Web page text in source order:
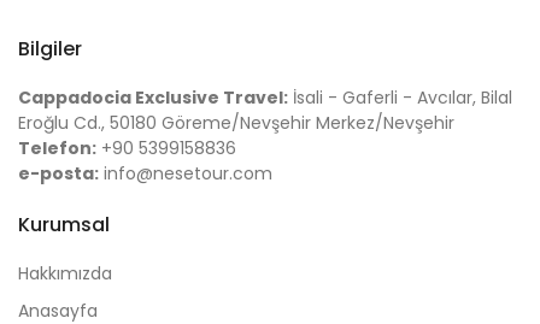
Bilgiler
Cappadocia Exclusive Travel: İsali - Gaferli - Avcılar, Bilal
Eroğlu Cd., 50180 Göreme/Nevşehir Merkez/Nevşehir
Telefon: +90 5399158836
e-posta: info@nesetour.com
Kurumsal
Hakkımızda
Anasayfa